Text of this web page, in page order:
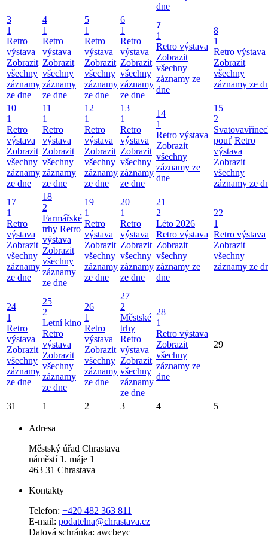
dne
3
1
Retro
výstava
Zobrazit
všechny
záznamy
ze dne
4
1
Retro
výstava
Zobrazit
všechny
záznamy
ze dne
5
1
Retro
výstava
Zobrazit
všechny
záznamy
ze dne
6
1
Retro
výstava
Zobrazit
všechny
záznamy
ze dne
7
1
Retro výstava
Zobrazit
všechny
záznamy ze
dne
8
1
Retro výstava
Zobrazit
všechny
záznamy ze
10
1
Retro
výstava
Zobrazit
všechny
záznamy
ze dne
11
1
Retro
výstava
Zobrazit
všechny
záznamy
ze dne
12
1
Retro
výstava
Zobrazit
všechny
záznamy
ze dne
13
1
Retro
výstava
Zobrazit
všechny
záznamy
ze dne
14
1
Retro výstava
Zobrazit
všechny
záznamy ze
dne
15
2
pouť Retro
výstava
Zobrazit
všechny
záznamy ze
17
1
Retro
výstava
Zobrazit
všechny
záznamy
ze dne
18
2
Farmářské
trhy Retro
výstava
Zobrazit
všechny
záznamy
ze dne
19
1
Retro
výstava
Zobrazit
všechny
záznamy
ze dne
20
1
Retro
výstava
Zobrazit
všechny
záznamy
ze dne
21
2
Léto 2026
Retro výstava
Zobrazit
všechny
záznamy ze
dne
22
1
Retro výstava
Zobrazit
všechny
záznamy ze
24
1
Retro
výstava
Zobrazit
všechny
záznamy
ze dne
25
2
Letní kino
Retro
výstava
Zobrazit
všechny
záznamy
ze dne
26
1
Retro
výstava
Zobrazit
všechny
záznamy
ze dne
27
2
Městské
trhy
Retro
výstava
Zobrazit
všechny
záznamy
ze dne
28
1
Retro výstava
Zobrazit
všechny
záznamy ze
dne
29
31 1 2 3 4 5
Adresa
Městský úřad Chrastava
náměstí 1. máje 1
463 31 Chrastava
Kontakty
Telefon: +420 482 363 811
E-mail: podatelna@chrastava.cz
Datová schránka: awcbeyc